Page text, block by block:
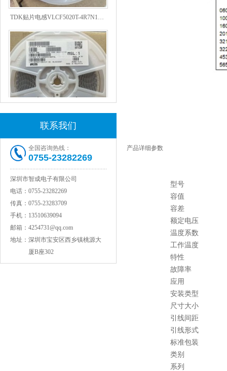
TDK贴片电感VLCF5020T-4R7N1R7-1
村田电感LQW15AN47NG80D
村田电容GRM31CR71C106KAC7L
联系我们
全国咨询热线：
0755-23282269
深圳市智成电子有限公司
电话： 0755-23282269
传真： 0755-23283709
手机： 13510639094
邮箱： 4254731@qq.com
地址： 深圳市宝安区西乡镇桃源大
厦B座302
产品详细参数
型号
容值
容差
额定电压
温度系数
工作温度
特性
故障率
应用
安装类型
尺寸大小
引线间距
引线形式
标准包装
类别
系列